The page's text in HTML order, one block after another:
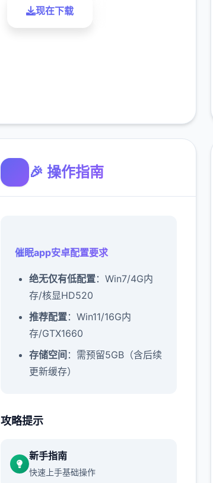
现在下载
🎉 操作指南
催眠app安卓配置要求
​绝无仅有低配置​​：Win7/4G内
存/核显HD520
​推荐配置​​：Win11/16G内
存/GTX1660
​存储空间​ ​：需预留5GB（含后续
更新缓存）
催眠app窍门：
新增chuang戏功能
攻略提示
新手指南
快速上手基础操作